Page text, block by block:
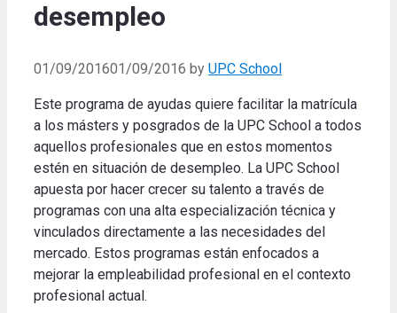
desempleo
01/09/201601/09/2016 by UPC School
Este programa de ayudas quiere facilitar la matrícula
a los másters y posgrados de la UPC School a todos
aquellos profesionales que en estos momentos
estén en situación de desempleo. La UPC School
apuesta por hacer crecer su talento a través de
programas con una alta especialización técnica y
vinculados directamente a las necesidades del
mercado. Estos programas están enfocados a
mejorar la empleabilidad profesional en el contexto
profesional actual.